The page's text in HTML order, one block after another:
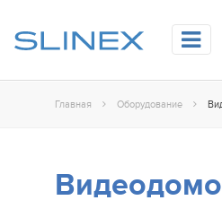
Главная Оборудование